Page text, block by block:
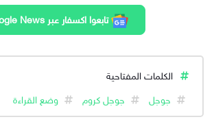
تابعوا اكسفار عبر google News
الكلمات المفتاحية
جوجل
جوجل كروم وضع القراءة